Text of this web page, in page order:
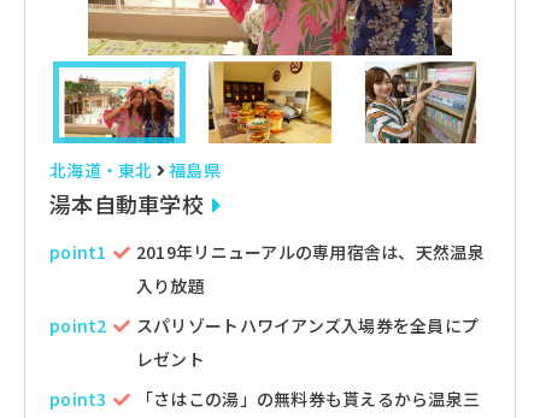
北海道・東北 福島県
湯本自動車学校
point1
2019年リニューアルの専用宿舎は、天然温泉
入り放題
point2
スパリゾートハワイアンズ入場券を全員にプ
レゼント
point3
「さはこの湯」の無料券も貰えるから温泉三